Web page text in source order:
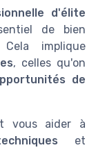
d'élite
de bien
implique
, celles qu'on
de
vous aider à
et